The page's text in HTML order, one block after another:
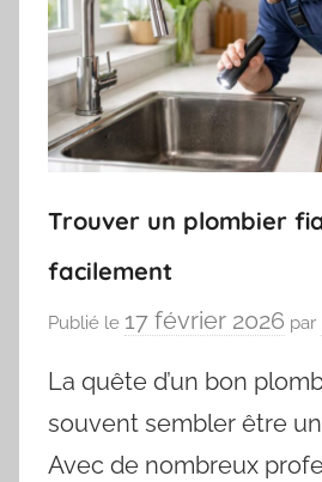
Trouver un plombier
facilement
Publié le 17 février 2026 par
La quête d’un bon
souvent sembler être
Avec de nombreux